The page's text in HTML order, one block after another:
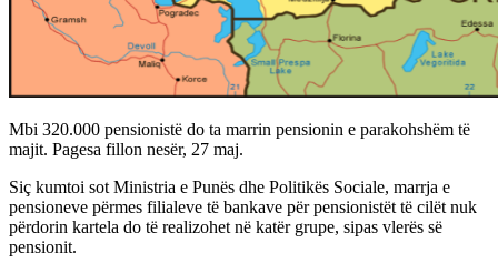
Mbi 320.000 pensionistë do ta marrin pensionin e parakohshëm të
majit. Pagesa fillon nesër, 27 maj.
Siç kumtoi sot Ministria e Punës dhe Politikës Sociale, marrja e
pensioneve përmes filialeve të bankave për pensionistët të cilët nuk
përdorin kartela do të realizohet në katër grupe, sipas vlerës së
pensionit.